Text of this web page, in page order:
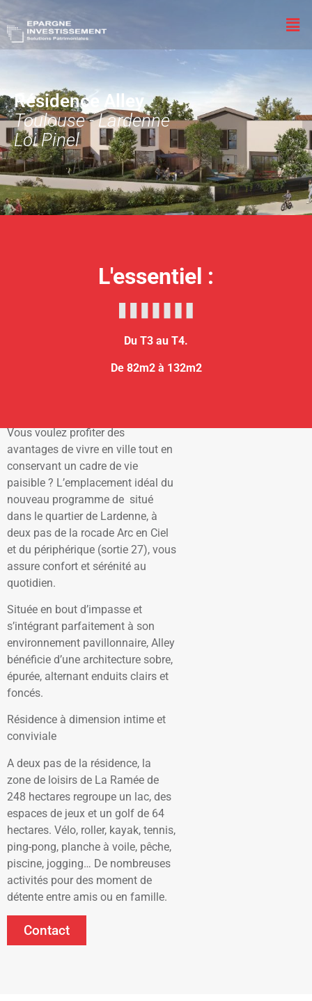
Résidence Alley
Toulouse - Lardenne
Loi Pinel
L'essentiel :
Du T3 au T4.
De 82m2 à 132m2
Présentation du programme
Vous voulez profiter des
avantages de vivre en ville tout en
conservant un cadre de vie
paisible ? L’emplacement idéal du
nouveau programme de situé
dans le quartier de Lardenne, à
deux pas de la rocade Arc en Ciel
et du périphérique (sortie 27), vous
assure confort et sérénité au
quotidien.
Située en bout d’impasse et
s’intégrant parfaitement à son
environnement pavillonnaire, Alley
bénéficie d’une architecture sobre,
épurée, alternant enduits clairs et
foncés.
Résidence à dimension intime et
conviviale
A deux pas de la résidence, la
zone de loisirs de La Ramée de
248 hectares regroupe un lac, des
espaces de jeux et un golf de 64
hectares. Vélo, roller, kayak, tennis,
ping-pong, planche à voile, pêche,
piscine, jogging… De nombreuses
activités pour des moment de
détente entre amis ou en famille.
Contact